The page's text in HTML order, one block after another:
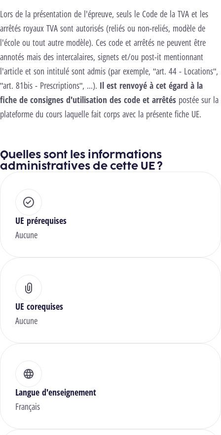
Lors de la présentation de l'épreuve, seuls le Code de la TVA et les
arrêtés royaux TVA sont autorisés (reliés ou non-reliés, modèle de
l'école ou tout autre modèle). Ces code et arrêtés ne peuvent être
annotés mais des intercalaires, signets et/ou post-it mentionnant
l'article et son intitulé sont admis (par exemple, "art. 44 - Locations",
"art. 81bis - Prescriptions", ...). Il est renvoyé à cet égard à la
fiche de consignes d'utilisation des code et arrêtés postée sur la
plateforme du cours laquelle fait corps avec la présente fiche UE.
Quelles sont les informations
administratives de cette UE ?
UE prérequises
Aucune
UE corequises
Aucune
Langue d'enseignement
Français